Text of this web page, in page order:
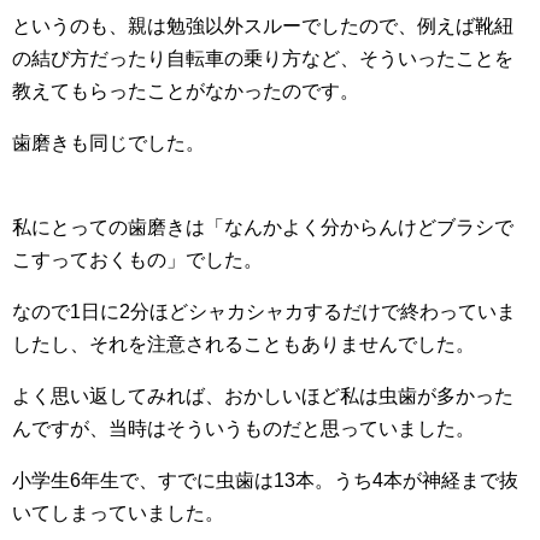
というのも、親は勉強以外スルーでしたので、例えば靴紐
の結び方だったり自転車の乗り方など、そういったことを
教えてもらったことがなかったのです。
歯磨きも同じでした。
私にとっての歯磨きは「なんかよく分からんけどブラシで
こすっておくもの」でした。
なので1日に2分ほどシャカシャカするだけで終わっていま
したし、それを注意されることもありませんでした。
よく思い返してみれば、おかしいほど私は虫歯が多かった
んですが、当時はそういうものだと思っていました。
小学生6年生で、すでに虫歯は13本。うち4本が神経まで抜
いてしまっていました。